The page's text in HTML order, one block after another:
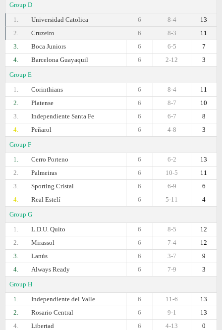
Group D
1.
Universidad Catolica 13
8-4
6
2.
Cruzeiro 11
8-3
6
3.
Boca Juniors 7
6-5
6
4.
Barcelona Guayaquil 3
2-12
6
Group E
1.
Corinthians 11
8-4
6
2.
Platense 10
8-7
6
3.
Independiente Santa Fe 8
6-7
6
4.
Peñarol 3
4-8
6
Group F
1.
Cerro Porteno 13
6-2
6
2.
Palmeiras 11
10-5
6
3.
Sporting Cristal 6
6-9
6
4.
Real Estelí 4
5-11
6
Group G
1.
L.D.U. Quito 12
8-5
6
2.
Mirassol 12
7-4
6
3.
Lanús 9
3-7
6
4.
Always Ready 3
7-9
6
Group H
1.
Independiente del Valle 13
11-6
6
2.
Rosario Central 13
9-1
6
4.
Libertad 0
4-13
6